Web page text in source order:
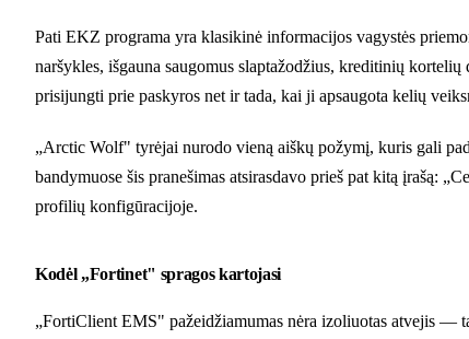
Pati EKZ programa yra klasikinė informacijos vagystės
naršykles, išgauna saugomus slaptažodžius, kreditinių
prisijungti prie paskyros net ir tada, kai ji apsaugota kelių
„Arctic Wolf" tyrėjai nurodo vieną aiškų požymį, kuris gali
bandymuose šis pranešimas atsirasdavo prieš pat kitą įrašą:
profilių konfigūracijoje.
Kodėl „Fortinet" spragos kartojasi
„FortiClient EMS" pažeidžiamumas nėra izoliuotas atvejis —